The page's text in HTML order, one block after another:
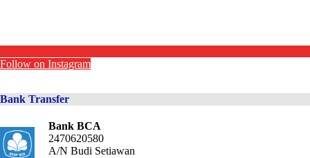
Follow on Instagram
Bank Transfer
Bank BCA
2470620580
A/N Budi Setiawan